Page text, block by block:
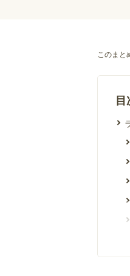
このまと
目